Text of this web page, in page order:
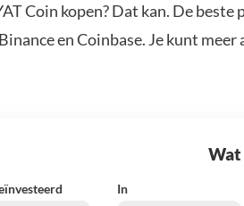
Coin kopen? Dat kan. De
en Coinbase. Je kunt
Wat
In